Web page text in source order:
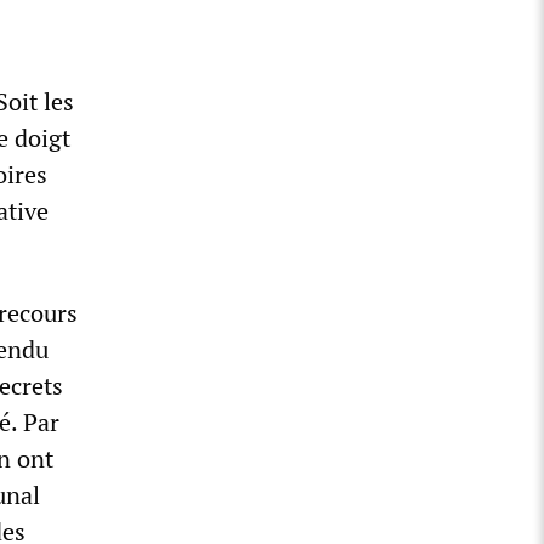
les
doigt
Par
ont